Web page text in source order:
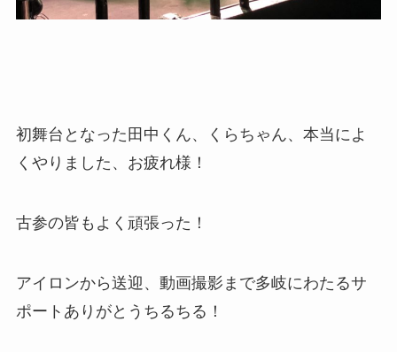
初舞台となった田中くん、くらちゃん、本当によ
くやりました、お疲れ様！
古参の皆もよく頑張った！
アイロンから送迎、動画撮影まで多岐にわたるサ
ポートありがとうちるちる！